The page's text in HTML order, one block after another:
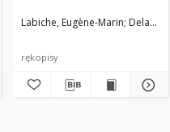
Antoni (tł.) Porębowicz,
Labiche, Eugène-Marin
rękopisy